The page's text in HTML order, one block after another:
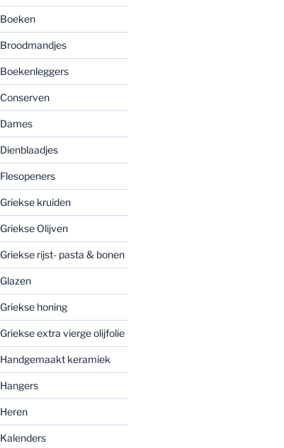
Boeken
Broodmandjes
Boekenleggers
Conserven
Dames
Dienblaadjes
Flesopeners
Griekse kruiden
Griekse Olijven
Griekse rijst- pasta & bonen
Glazen
Griekse honing
Griekse extra vierge olijfolie
Handgemaakt keramiek
Hangers
Heren
Kalenders